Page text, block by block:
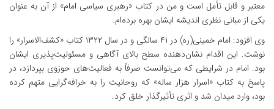
معتبر و قابل تأمل است و من در کتاب «رهبری سیاسی امام» از آن به عنوان
یکی از مبانی نظری اندیشه ایشان بهره برده‌ام.
وی افزود: امام خمینی(ره) در ۴۱ سالگی و در سال ۱۳۲۲ کتاب «کشف‌الاسرار» را
نوشت. این اقدام نشان‌دهنده سطح بالای آگاهی و مسئولیت‌پذیری ایشان
بود. امام در شرایطی که می‌توانست صرفاً به فعالیت‌های حوزوی بپردازد، در
پاسخ به کتاب «اسرار هزار ساله» که روحانیت را به خرافه‌گرایی متهم کرده
بود، وارد میدان شد و اثری تأثیرگذار خلق کرد.